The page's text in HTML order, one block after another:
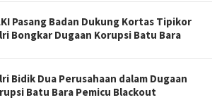
Pasang Badan Dukung Kortas Tipikor
Bongkar Dugaan Korupsi Batu Bara
Bidik Dua Perusahaan dalam Dugaan
Batu Bara Pemicu Blackout